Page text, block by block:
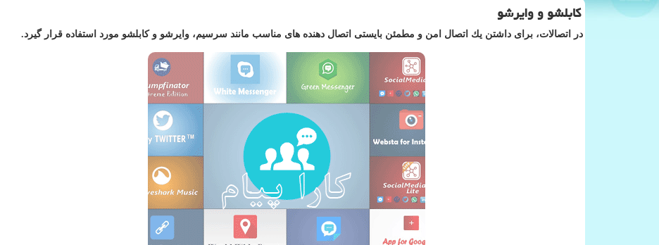
كابلشو و وایرشو
در اتصالات، برای داشتن یك اتصال امن و مطمئن بایستی اتصال دهنده های مناسب مانند سرسیم، وایرشو و كابلشو مورد استفاده قرار گیرد.